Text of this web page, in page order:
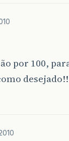
por 100,